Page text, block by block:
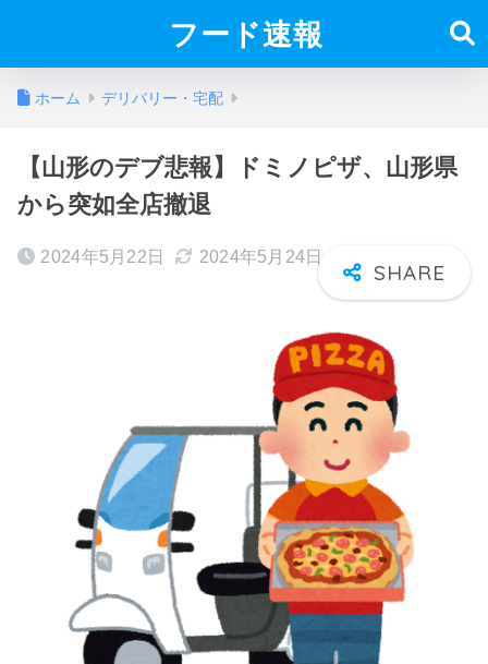
フード速報
ホーム デリバリー・宅配
【山形のデブ悲報】ドミノピザ、山形県
から突如全店撤退
2024年5月22日 2024年5月24日